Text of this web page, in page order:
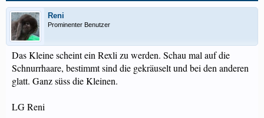
Reni
Prominenter Benutzer
Das Kleine scheint ein Rexli zu werden. Schau mal auf die
Schnurrhaare, bestimmt sind die gekräuselt und bei den anderen
glatt. Ganz süss die Kleinen.
LG Reni